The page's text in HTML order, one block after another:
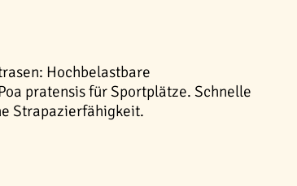
Hochbelastbare
pratensis für Sportplätze. Schnelle
Strapazierfähigkeit.